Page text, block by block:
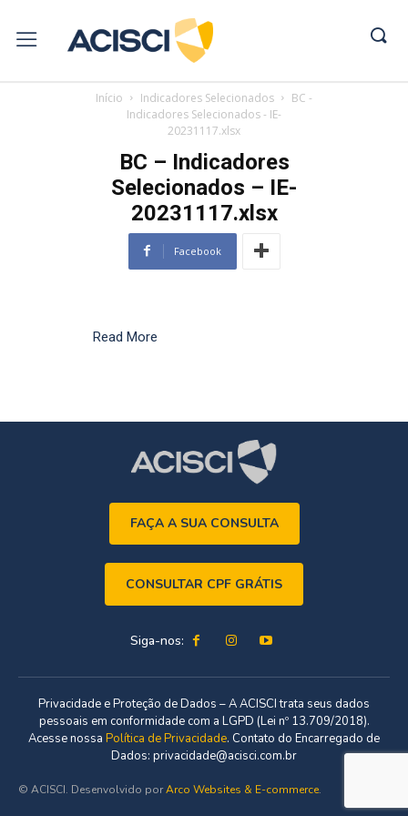
Início Indicadores Selecionados
BC -
Indicadores Selecionados - IE-
20231117.xlsx
BC – Indicadores
Selecionados – IE-
20231117.xlsx
Facebook
Read More
FAÇA A SUA CONSULTA
CONSULTAR CPF GRÁTIS
Siga-nos:
Privacidade e Proteção de Dados – A ACISCI trata seus dados
pessoais em conformidade com a LGPD (Lei nº 13.709/2018).
Acesse nossa Política de Privacidade. Contato do Encarregado de
Dados: privacidade@acisci.com.br
© ACISCI. Desenvolvido porArco Websites & E-commerce.